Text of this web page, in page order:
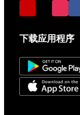
下载应用程序